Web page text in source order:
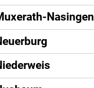
Nasingen